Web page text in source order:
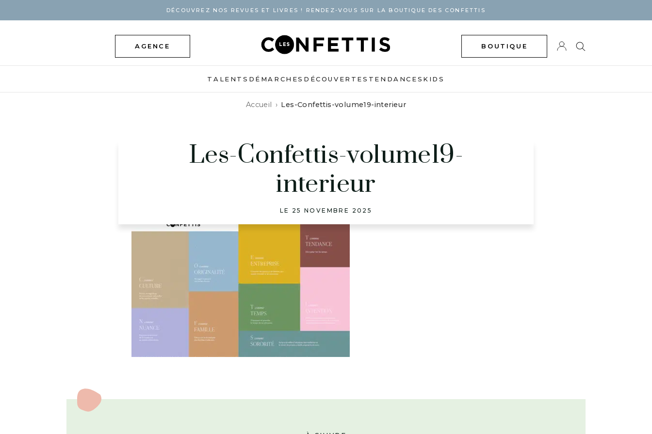
DÉCOUVREZ NOS REVUES ET LIVRES ! RENDEZ-VOUS SUR LA BOUTIQUE DES CONFETTIS
AGENCE BOUTIQUE
TALENTS DÉMARCHES DÉCOUVERTES TENDANCES KIDS
Accueil Les-Confettis-volume19-interieur
Les-Confettis-volume19-
interieur
LE 25 NOVEMBRE 2025